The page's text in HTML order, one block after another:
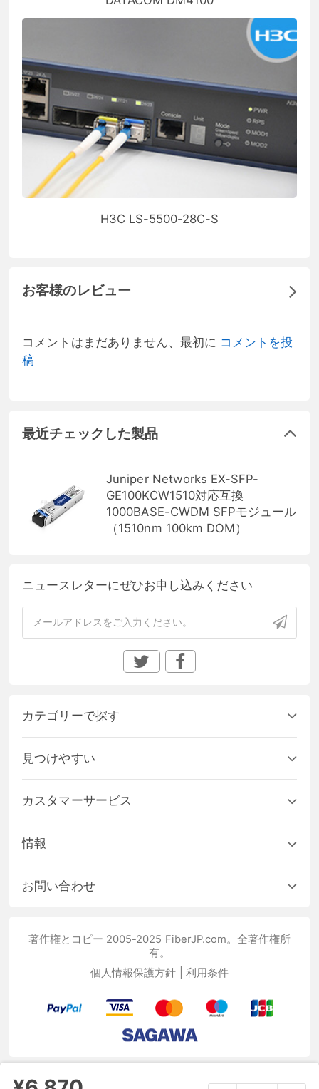
H3C LS-5500-28C-S
お客様のレビュー
コメントはまだありません、最初に コメントを投
稿
最近チェックした製品
Juniper Networks EX-SFP-
GE100KCW1510対応互換
1000BASE-CWDM SFPモジュール
（1510nm 100km DOM）
ニュースレターにぜひお申し込みください
カテゴリーで探す
見つけやすい
カスタマーサービス
情報
お問い合わせ
著作権とコピー 2005-2025 FiberJP.com。全著作権所
有。
個人情報保護方針
利用条件